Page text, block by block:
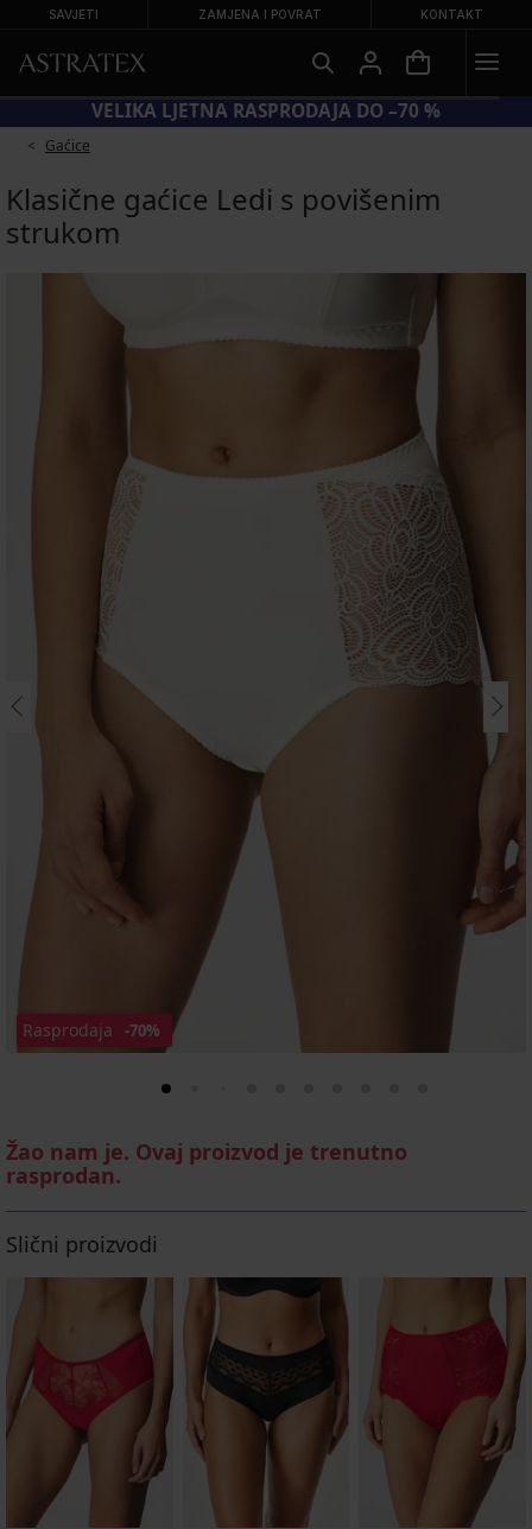
SAVJETI ZAMJENA I POVRAT KONTAKT
VELIKA LJETNA RASPRODAJA DO –70 %
Gaćice
Klasične gaćice Ledi s povišenim
strukom
Rasprodaja -70%
Žao nam je. Ovaj proizvod je trenutno
rasprodan.
Slični proizvodi